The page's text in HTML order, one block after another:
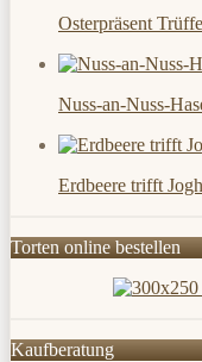
Osterpräsent
Nuss-an-Nuss-
Erdbeere trifft
Torten online bestellen
Kaufberatung